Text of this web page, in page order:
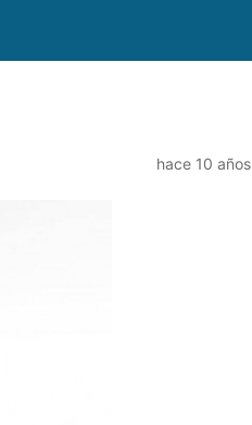
hace 10 años